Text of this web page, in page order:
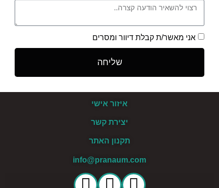
אני מאשר/ת קבלת דיוור ומסרים
שליחה
איזור אישי
יצירת קשר
תקנון האתר
info@pranaum.com